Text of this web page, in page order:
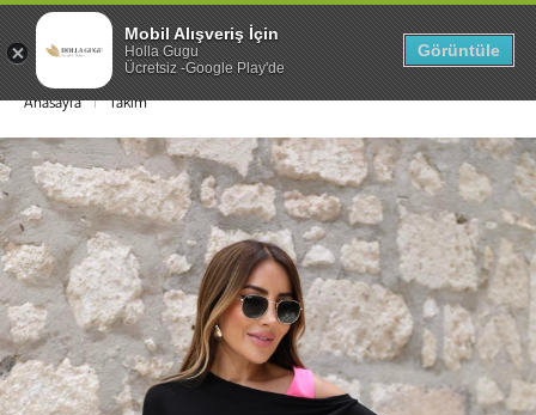
0
Anasayfa Takım
Mobil Alışveriş İçin
Holla Gugu
Ücretsiz -Google Play'de
Görüntüle